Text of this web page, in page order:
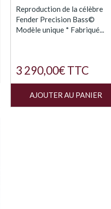
Reproduction de la célèbre
Fender Precision Bass©
Modèle unique * Fabriqué...
3 290,00€ TTC
AJOUTER AU PANIER